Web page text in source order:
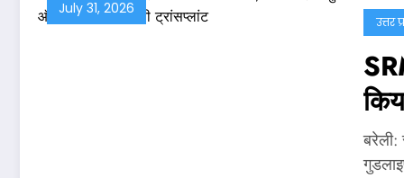
July 31, 2026
उत्तर
बरेली: